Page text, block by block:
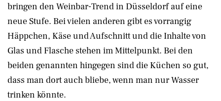
bringen den Weinbar-Trend in Düsseldorf auf eine
neue Stufe. Bei vielen anderen gibt es vorrangig
Häppchen, Käse und Aufschnitt und die Inhalte von
Glas und Flasche stehen im Mittelpunkt. Bei den
beiden genannten hingegen sind die Küchen so gut,
dass man dort auch bliebe, wenn man nur Wasser
trinken könnte.